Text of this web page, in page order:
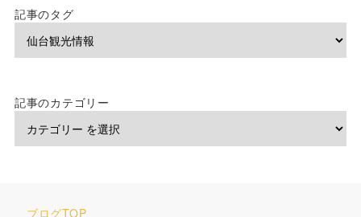
記事のタグ
記事のカテゴリー
ブログTOP